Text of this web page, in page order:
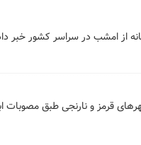
از امشب در سراسر کشور خبر
قرمز و نارنجی طبق مصوبات